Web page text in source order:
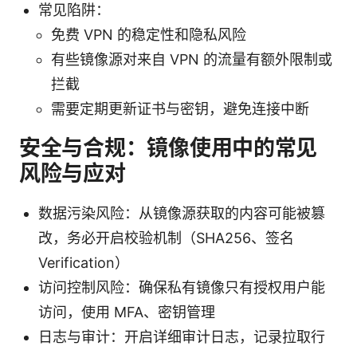
常见陷阱：
免费 VPN 的稳定性和隐私风险
有些镜像源对来自 VPN 的流量有额外限制或
拦截
需要定期更新证书与密钥，避免连接中断
安全与合规：镜像使用中的常见
风险与应对
数据污染风险：从镜像源获取的内容可能被篡
改，务必开启校验机制（SHA256、签名
Verification）
访问控制风险：确保私有镜像只有授权用户能
访问，使用 MFA、密钥管理
日志与审计：开启详细审计日志，记录拉取行